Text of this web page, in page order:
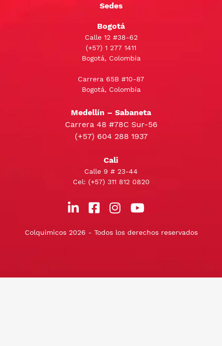
Sedes
Bogotá
Calle 12 #38-62
(+57) 1 277 1411
Bogotá, Colombia
Carrera 65B #10-87
Bogotá, Colombia
Medellín – Sabaneta
Carrera 48 #78C Sur-56
(+57) 604 288 1937
Cali
Calle 9 # 23-44
Cel: (+57) 311 812 0820
Colquimicos 2026 - Todos los derechos reservados